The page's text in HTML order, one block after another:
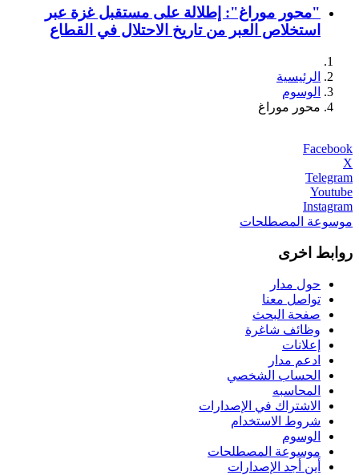
"محور موراغ": إطلالة على مستقبل غزة عبر
استخلاص العبر من تاريخ الاحتلال في القطاع
الرئيسية
الوسوم
محور موراغ
Facebook
X
Telegram
Youtube
Instagram
موسوعة المصطلحات
روابط اخرى
حول مدار
تواصل معنا
صفحة البحث
وظائف شاغرة
إعلانات
ادعم مدار
الحساب الشخصي
المحاسبه
الاشتراك في الإصدارات
شروط الاستخدام
الوسوم
موسوعة المصطلحات
أين أجد الإصدارات